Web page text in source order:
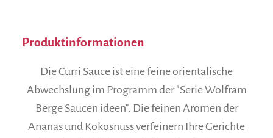
Produktinformationen
Die Curri Sauce ist eine feine orientalische
Abwechslung im Programm der "Serie Wolfram
Berge Saucen ideen". Die feinen Aromen der
Ananas und Kokosnuss verfeinern Ihre Gerichte